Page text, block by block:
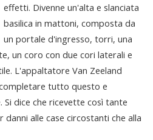
effetti. Divenne un'alta e slanciata
basilica in mattoni, composta da
un portale d'ingresso, torri, una
un coro con due cori laterali e
L'appaltatore Van Zeeland
tutto questo e
dice che ricevette così tante
alle case circostanti che alla